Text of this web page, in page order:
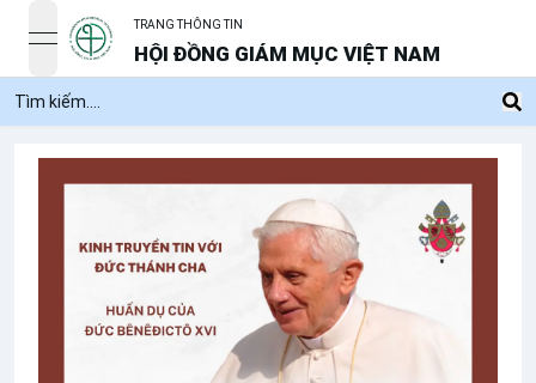
open navigation menu
TRANG THÔNG TIN
HỘI ĐỒNG GIÁM MỤC VIỆT NAM